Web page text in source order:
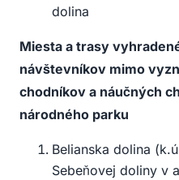
dolina
Miesta a trasy
návštevníkov mimo
chodníkov a náučných
národného parku
Belianska dolina
Sebeňovej doliny v